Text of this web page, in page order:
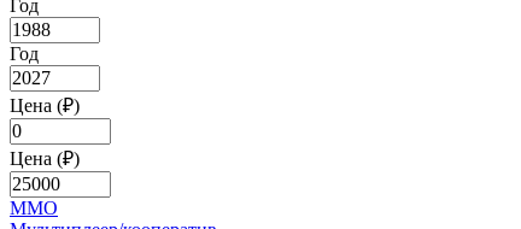
Год
Год
Цена (₽)
Цена (₽)
MMO